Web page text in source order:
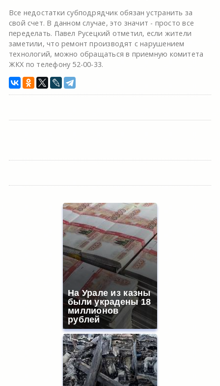
Все недостатки субподрядчик обязан устранить за
свой счет. В данном случае, это значит - просто все
переделать. Павел Русецкий отметил, если жители
заметили, что ремонт производят с нарушением
технологий, можно обращаться в приемную комитета
ЖКХ по телефону 52-00-33.
На Урале из казны
были украдены 18
миллионов
рублей